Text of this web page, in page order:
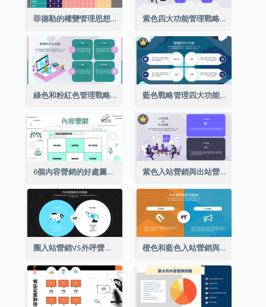
菲德勒的權變管理思想圖表分析 紫色四大功能管理戰略分析
綠色和粉紅色管理戰略分析的四個功能 藍色戰略管理四大功能分析
6個內容營銷的好處圖表 紫色入站營銷與出站營銷策略分析
圈入站營銷VS外呼營銷策略分析 橙色和藍色入站營銷與出站營銷策略分析